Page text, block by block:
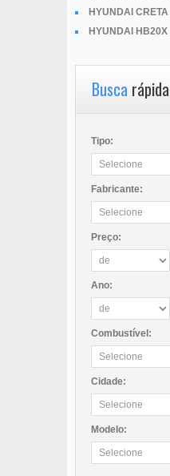
HYUNDAI CRETA
HYUNDAI HB20X
Busca rápida
Tipo:
Fabricante:
Preço:
Ano:
Combustível:
Cidade:
Modelo: